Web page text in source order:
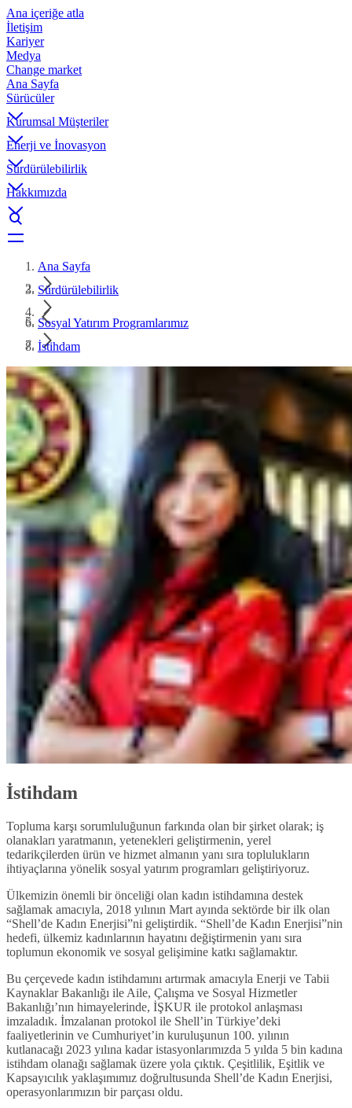
Ana içeriğe atla
İletişim
Kariyer
Medya
Change market
Ana Sayfa
Sürücüler
Kurumsal Müşteriler
Enerji ve İnovasyon
Sürdürülebilirlik
Hakkımızda
Ana Sayfa
Sürdürülebilirlik
Sosyal Yatırım Programlarımız
İstihdam
İstihdam
Topluma karşı sorumluluğunun farkında olan bir şirket olarak; iş
olanakları yaratmanın, yetenekleri geliştirmenin, yerel
tedarikçilerden ürün ve hizmet almanın yanı sıra toplulukların
ihtiyaçlarına yönelik sosyal yatırım programları geliştiriyoruz.
Ülkemizin önemli bir önceliği olan kadın istihdamına destek
sağlamak amacıyla, 2018 yılının Mart ayında sektörde bir ilk olan
“Shell’de Kadın Enerjisi”ni geliştirdik. “Shell’de Kadın Enerjisi”nin
hedefi, ülkemiz kadınlarının hayatını değiştirmenin yanı sıra
toplumun ekonomik ve sosyal gelişimine katkı sağlamaktır.
Bu çerçevede kadın istihdamını artırmak amacıyla Enerji ve Tabii
Kaynaklar Bakanlığı ile Aile, Çalışma ve Sosyal Hizmetler
Bakanlığı’nın himayelerinde, İŞKUR ile protokol anlaşması
imzaladık. İmzalanan protokol ile Shell’in Türkiye’deki
faaliyetlerinin ve Cumhuriyet’in kuruluşunun 100. yılının
kutlanacağı 2023 yılına kadar istasyonlarımızda 5 yılda 5 bin kadına
istihdam olanağı sağlamak üzere yola çıktık. Çeşitlilik, Eşitlik ve
Kapsayıcılık yaklaşımımız doğrultusunda Shell’de Kadın Enerjisi,
operasyonlarımızın bir parçası oldu.